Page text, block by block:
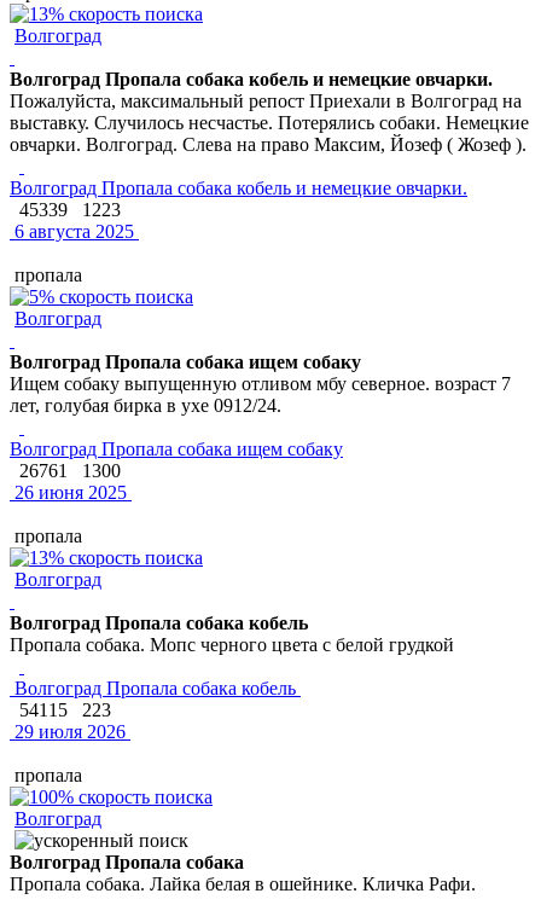
Волгоград
Волгоград Пропала собака кобель и немецкие овчарки.
Пожалуйста, максимальный репост Приехали в Волгоград на
выставку. Случилось несчастье. Потерялись собаки. Немецкие
овчарки. Волгоград. Слева на право Максим, Йозеф ( Жозеф ).
Волгоград Пропала собака кобель и немецкие овчарки.
45339
1223
6 августа 2025
пропала
Волгоград
Волгоград Пропала собака ищем собаку
Ищем собаку выпущенную отливом мбу северное. возраст 7
лет, голубая бирка в ухе 0912/24.
Волгоград Пропала собака ищем собаку
26761
1300
26 июня 2025
пропала
Волгоград
Волгоград Пропала собака кобель
Пропала собака. Мопс черного цвета с белой грудкой
Волгоград Пропала собака кобель
54115
223
29 июля 2026
пропала
Волгоград
Волгоград Пропала собака
Пропала собака. Лайка белая в ошейнике. Кличка Рафи.